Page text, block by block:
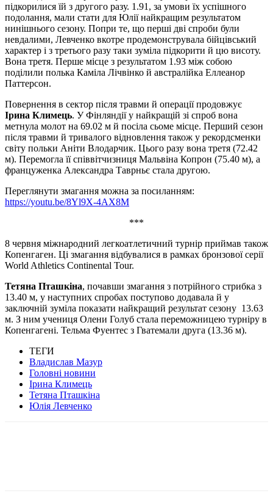
підкорилися їй з другого разу. 1.91, за умови їх успішного
подолання, мали стати для Юлії найкращим результатом
нинішнього сезону. Попри те, що перші дві спроби були
невдалими, Левченко вкотре продемонструвала бійцівський
характер і з третього разу таки зуміла підкорити й цю висоту.
Вона третя. Перше місце з результатом 1.93 між собою
поділили полька Каміла Лічвінко й австралійка Еллеанор
Паттерсон.
Повернення в сектор після травми й операції продовжує
Ірина Климець. У Фінляндії у найкращій зі спроб вона
метнула молот на 69.02 м й посіла сьоме місце. Перший сезон
після травми й тривалого відновлення також у рекордсменки
світу польки Аніти Влодарчик. Цього разу вона третя (72.42
м). Перемогла її співвітчизниця Мальвіна Копрон (75.40 м), а
француженка Александра Таврньє стала другою.
Переглянути змагання можна за посиланням:
https://youtu.be/8Yl9X-4AX8M
***
8 червня міжнародний легкоатлетичний турнір приймав також
Копенгаген. Ці змагання відбувалися в рамках бронзової серії
World Athletics Continental Tour.
Тетяна Пташкіна, почавши змагання з потрійного стрибка з
13.40 м, у наступних спробах поступово додавала й у
заключній зуміла показати найкращий результат сезону 13.63
м. З ним учениця Олени Голуб стала переможницею турніру в
Копенгагені. Тельма Фуентес з Гватемали друга (13.36 м).
ТЕГИ
Владислав Мазур
Головні новини
Ірина Климець
Тетяна Пташкіна
Юлія Левченко